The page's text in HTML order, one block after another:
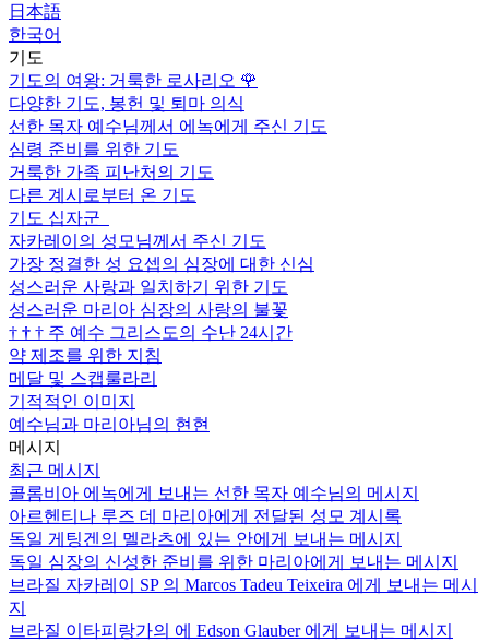
日本語
한국어
기도
기도의 여왕: 거룩한 로사리오 🌹
다양한 기도, 봉헌 및 퇴마 의식
선한 목자 예수님께서 에녹에게 주신 기도
심령 준비를 위한 기도
거룩한 가족 피난처의 기도
다른 계시로부터 온 기도
기도 십자군
자카레이의 성모님께서 주신 기도
가장 정결한 성 요셉의 심장에 대한 신심
성스러운 사랑과 일치하기 위한 기도
성스러운 마리아 심장의 사랑의 불꽃
† † † 주 예수 그리스도의 수난 24시간
약 제조를 위한 지침
메달 및 스캡룰라리
기적적인 이미지
예수님과 마리아님의 현현
메시지
최근 메시지
콜롬비아 에녹에게 보내는 선한 목자 예수님의 메시지
아르헨티나 루즈 데 마리아에게 전달된 성모 계시록
독일 게팅겐의 멜라츠에 있는 안에게 보내는 메시지
독일 심장의 신성한 준비를 위한 마리아에게 보내는 메시지
브라질 자카레이 SP 의 Marcos Tadeu Teixeira 에게 보내는 메시
지
브라질 이타피랑가의 에 Edson Glauber 에게 보내는 메시지